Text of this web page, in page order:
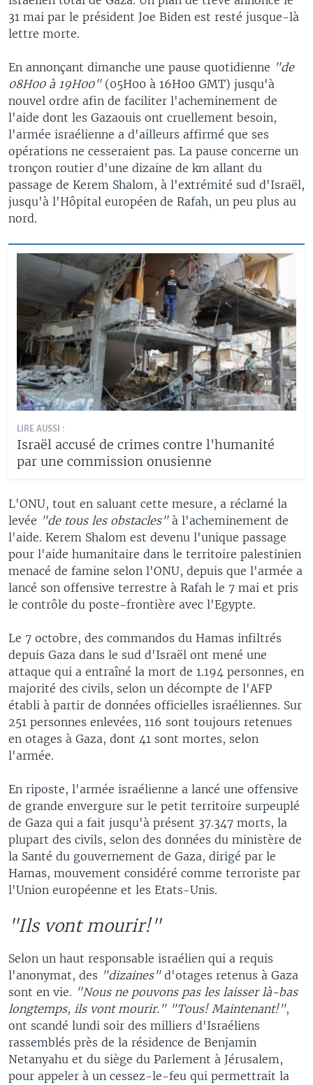
31 mai par le président Joe Biden est resté jusque-là
lettre morte.
En annonçant dimanche une pause quotidienne "de
08H00 à 19H00"(05H00 à 16H00 GMT) jusqu'à
nouvel ordre afin de faciliter l'acheminement de
l'aide dont les Gazaouis ont cruellement besoin,
l'armée israélienne a d'ailleurs affirmé que ses
opérations ne cesseraient pas. La pause concerne un
tronçon routier d'une dizaine de km allant du
passage de Kerem Shalom, à l'extrémité sud d'Israël,
jusqu'à l'Hôpital européen de Rafah, un peu plus au
nord.
LIRE AUSSI :
Israël accusé de crimes contre l'humanité
par une commission onusienne
L'ONU, tout en saluant cette mesure, a réclamé la
levée "de tous les obstacles" à l'acheminement de
l'aide. Kerem Shalom est devenu l'unique passage
pour l'aide humanitaire dans le territoire palestinien
menacé de famine selon l'ONU, depuis que l'armée a
lancé son offensive terrestre à Rafah le 7 mai et pris
le contrôle du poste-frontière avec l'Egypte.
Le 7 octobre, des commandos du Hamas infiltrés
depuis Gaza dans le sud d'Israël ont mené une
attaque qui a entraîné la mort de 1.194 personnes, en
majorité des civils, selon un décompte de l'AFP
établi à partir de données officielles israéliennes. Sur
251 personnes enlevées, 116 sont toujours retenues
en otages à Gaza, dont 41 sont mortes, selon
l'armée.
En riposte, l'armée israélienne a lancé une offensive
de grande envergure sur le petit territoire surpeuplé
de Gaza qui a fait jusqu'à présent 37.347 morts, la
plupart des civils, selon des données du ministère de
la Santé du gouvernement de Gaza, dirigé par le
Hamas, mouvement considéré comme terroriste par
l'Union européenne et les Etats-Unis.
"Ils vont mourir!"
Selon un haut responsable israélien qui a requis
l'anonymat, des "dizaines"d'otages retenus à Gaza
sont en vie. "Nous ne pouvons pas les laisser là-bas
longtemps, ils vont mourir." "Tous! Maintenant!",
ont scandé lundi soir des milliers d'Israéliens
rassemblés près de la résidence de Benjamin
Netanyahu et du siège du Parlement à Jérusalem,
pour appeler à un cessez-le-feu qui permettrait la